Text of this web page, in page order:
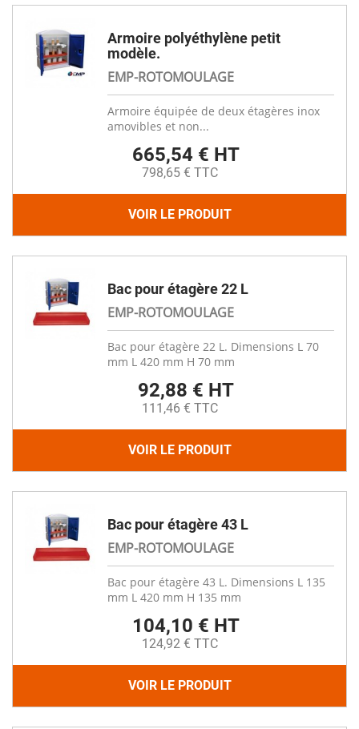
Armoire polyéthylène petit
modèle.
EMP-ROTOMOULAGE
Armoire équipée de deux étagères inox
amovibles et non...
665,54 € HT
798,65 € TTC
VOIR LE PRODUIT
Bac pour étagère 22 L
EMP-ROTOMOULAGE
Bac pour étagère 22 L. Dimensions L 70
mm L 420 mm H 70 mm
92,88 € HT
111,46 € TTC
VOIR LE PRODUIT
Bac pour étagère 43 L
EMP-ROTOMOULAGE
Bac pour étagère 43 L. Dimensions L 135
mm L 420 mm H 135 mm
104,10 € HT
124,92 € TTC
VOIR LE PRODUIT